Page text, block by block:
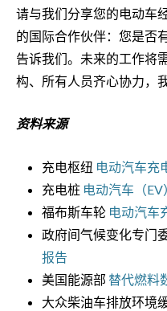
请与我们分享您的电动车
的国际合作伙伴：您是否
告诉我们。未来的工作将
构、所有人员齐心协力，
资料来源
充电枢纽 电动汽车充
充电桩 电动汽车（
福布斯车轮 电动汽车
政府间气候变化专门
报告
美国能源部 替代燃料
大众柴油车排放环境